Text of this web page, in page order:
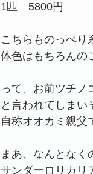
1匹　5800円
こちらものっぺり
体色はもちろんの
って、お前ツチノ
と言われてしまい
自称オオカミ親父
まあ、なんとなく
サンダーロリカリ